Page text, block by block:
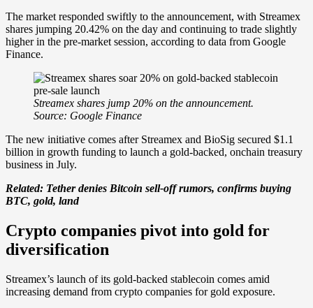
The market responded swiftly to the announcement, with Streamex
shares jumping 20.42% on the day and continuing to trade slightly
higher in the pre-market session, according to data from Google
Finance.
Streamex shares jump 20% on the announcement.
Source: Google Finance
The new initiative comes after Streamex and BioSig secured $1.1
billion in growth funding to launch a gold-backed, onchain treasury
business in July.
Related: Tether denies Bitcoin sell-off rumors, confirms buying
BTC, gold, land
Crypto companies pivot into gold for
diversification
Streamex’s launch of its gold-backed stablecoin comes amid
increasing demand from crypto companies for gold exposure.